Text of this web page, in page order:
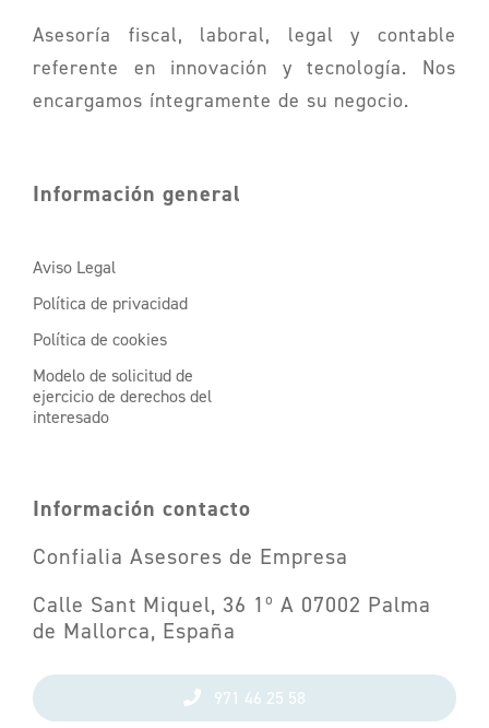
Asesoría fiscal, laboral, legal y contable
referente en innovación y tecnología. Nos
encargamos íntegramente de su negocio.
Información general
Aviso Legal
Política de privacidad
Política de cookies
Modelo de solicitud de
ejercicio de derechos del
interesado
Información contacto
Confialia Asesores de Empresa
Calle Sant Miquel, 36 1º A 07002 Palma
de Mallorca, España
971 46 25 58